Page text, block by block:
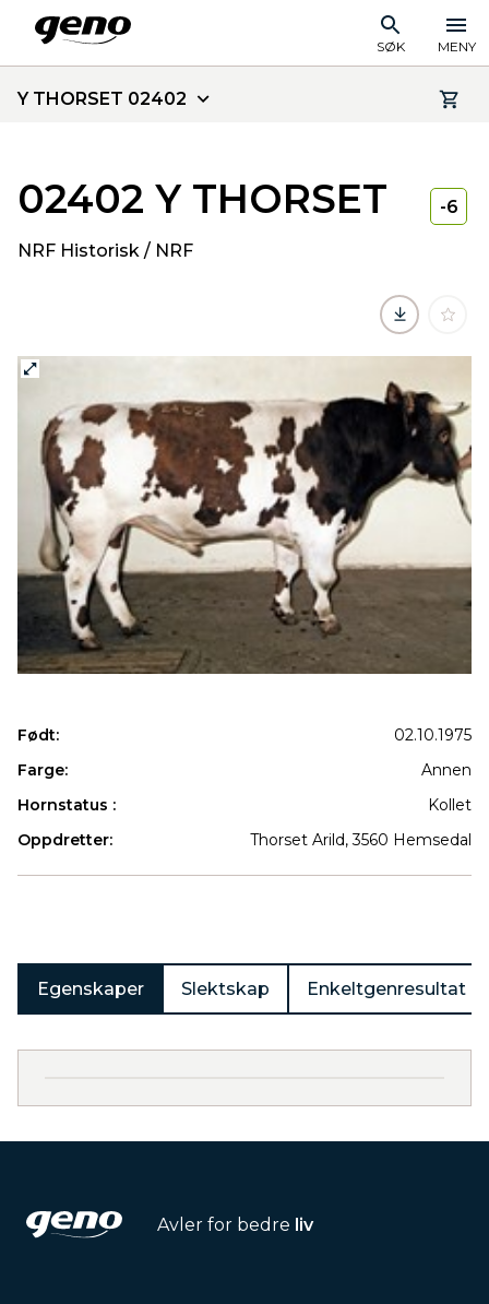
SØK MENY
Y THORSET 02402
02402 Y THORSET
NRF Historisk / NRF
-6
Født:
02.10.1975
Farge:
Annen
Hornstatus :
Kollet
Oppdretter:
Thorset Arild, 3560 Hemsedal
Egenskaper Slektskap Enkeltgenresultat
Avler for bedre liv